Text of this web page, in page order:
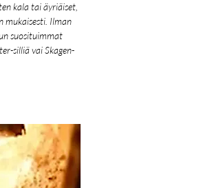
kala tai äyriäiset,
mukaisesti. Ilman
suosituimmat
silliä vai Skagen-